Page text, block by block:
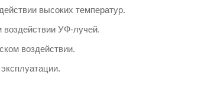
высоких температур.
воздействии УФ-лучей.
воздействии.